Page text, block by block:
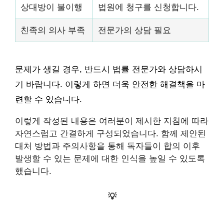
상대방이 불이행 법원에 청구를 신청합니다.
친족의 의사 부족 전문가의 상담 필요
문제가 생길 경우, 반드시 법률 전문가와 상담하시
기 바랍니다. 이렇게 하면 더욱 안전한 해결책을 마
련할 수 있습니다.
이렇게 작성된 내용은 여러분이 제시한 지침에 따라
자연스럽고 간결하게 구성되었습니다. 함께 제안된
대처 방법과 주의사항을 통해 독자들이 합의 이후
발생할 수 있는 문제에 대한 인식을 높일 수 있도록
했습니다.
💡